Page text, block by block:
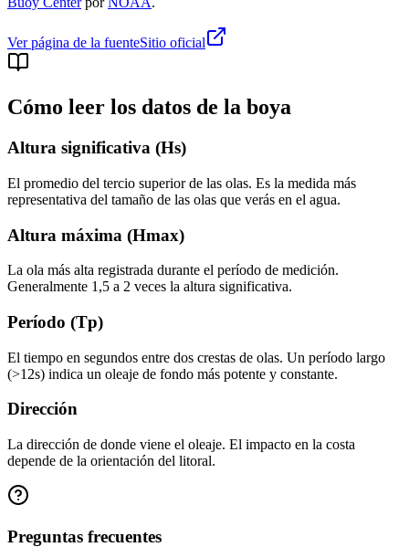
Ver página de la fuenteSitio oficial
Cómo leer los datos de la boya
Altura significativa (Hs)
El promedio del tercio superior de las olas. Es la medida más
representativa del tamaño de las olas que verás en el agua.
Altura máxima (Hmax)
La ola más alta registrada durante el período de medición.
Generalmente 1,5 a 2 veces la altura significativa.
Período (Tp)
El tiempo en segundos entre dos crestas de olas. Un período largo
(>12s) indica un oleaje de fondo más potente y constante.
Dirección
La dirección de donde viene el oleaje. El impacto en la costa
depende de la orientación del litoral.
Preguntas frecuentes